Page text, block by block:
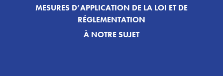
MESURES D’APPLICATION DE LA LOI ET DE
RÉGLEMENTATION
À NOTRE SUJET